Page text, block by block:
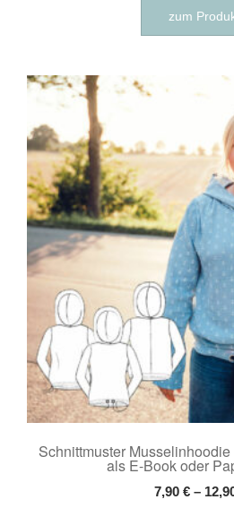
zum
Schnittmuster Musselinhoodie
als E-Book oder
7,90 € –